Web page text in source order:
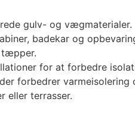
gulv- og vægmaterialer.
badekar og
tæpper.
for at forbedre
forbedrer varmeisolering
eller terrasser.